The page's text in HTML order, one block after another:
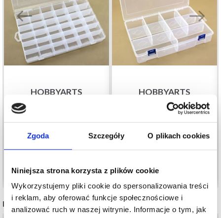
Zgoda Szczegóły O plikach cookies
Niniejsza strona korzysta z plików cookie
Wykorzystujemy pliki cookie do spersonalizowania treści
i reklam, aby oferować funkcje społecznościowe i
analizować ruch w naszej witrynie. Informacje o tym, jak
HOBBYARTS
PRZEZROCZYSTE,
27,7X17,8 CM, 36
PRZEGRÓDEK
48,35 zł
Dodaj do koszyka
HOBBYARTS
PLASTIKOWE
PUDEŁKO Z NISKIM,
29,6X19,7 CM, 10
KOMÓR
64,45 zł
Dodaj do koszyka
INNI TEŻ WIDZIELI